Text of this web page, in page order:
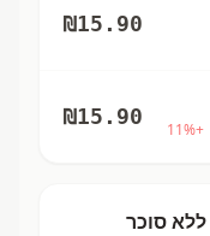
₪15.90
+
11%
₪15.90
ללא סוכר